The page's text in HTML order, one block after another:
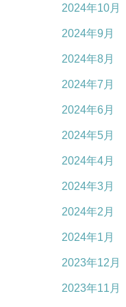
2024年10月
2024年9月
2024年8月
2024年7月
2024年6月
2024年5月
2024年4月
2024年3月
2024年2月
2024年1月
2023年12月
2023年11月